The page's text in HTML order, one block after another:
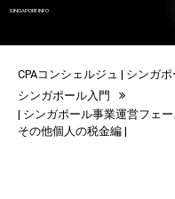
SINGAPORE INFO
CPAコンシェルジュ | シンガ
シンガポール入門
| シンガポール事業運営フェ
その他個人の税金編 |